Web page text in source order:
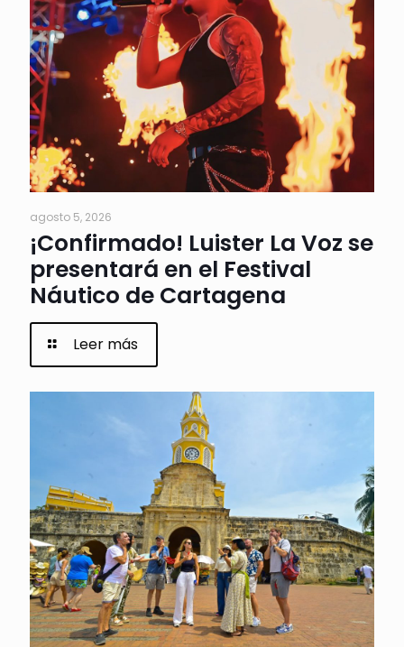
agosto 5, 2026
¡Confirmado! Luister La Voz se
presentará en el Festival
Náutico de Cartagena
Leer más